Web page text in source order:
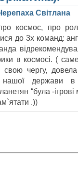
Світлана
космос, про
до 3х команд:
в космосі. (
свою чергу,
держави в
“була -
.))